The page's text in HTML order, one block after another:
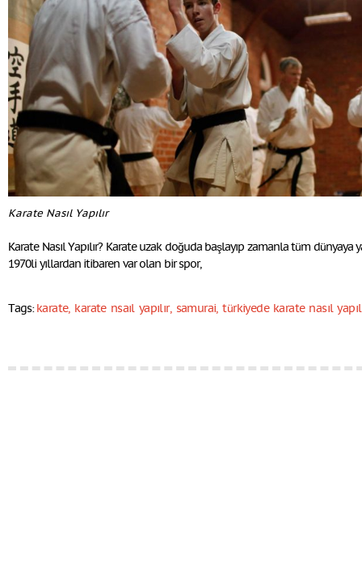
Karate Nasıl Yapılır
Karate Nasıl Yapılır? Karate uzak doğuda başlayıp zamanla tüm dünyaya
1970li yıllardan itibaren var olan bir spor,
Tags:karate, karate nsaıl yapılır, samurai,türkiyede karate nasıl